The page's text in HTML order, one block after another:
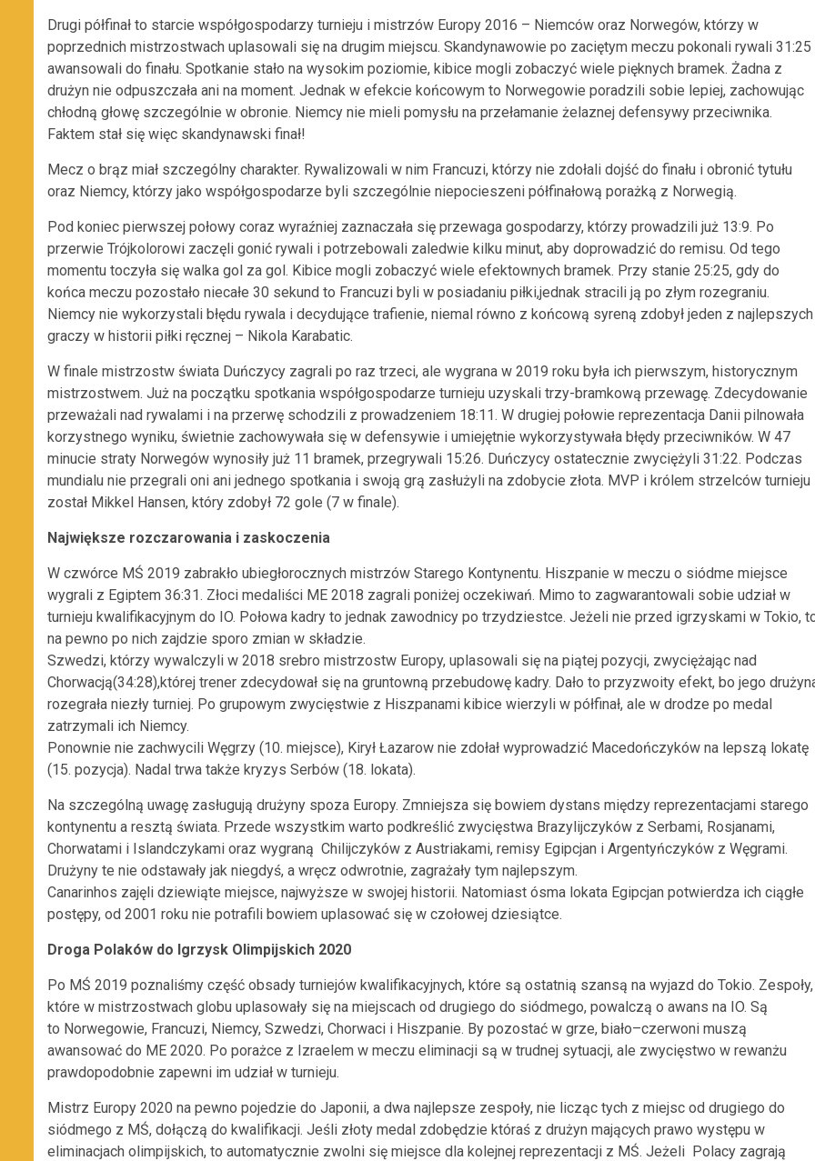
Drugi półfinał to starcie współgospodarzy turnieju i mistrzów Europy 2016 – Niemców oraz Norwegów, którzy w
poprzednich mistrzostwach uplasowali się na drugim miejscu. Skandynawowie po zaciętym meczu pokonali rywali 31:25
awansowali do finału. Spotkanie stało na wysokim poziomie, kibice mogli zobaczyć wiele pięknych bramek. Żadna z
drużyn nie odpuszczała ani na moment. Jednak w efekcie końcowym to Norwegowie poradzili sobie lepiej, zachowując
chłodną głowę szczególnie w obronie. Niemcy nie mieli pomysłu na przełamanie żelaznej defensywy przeciwnika.
Faktem stał się więc skandynawski finał!
Mecz o brąz miał szczególny charakter. Rywalizowali w nim Francuzi, którzy nie zdołali dojść do finału i obronić tytułu
oraz Niemcy, którzy jako współgospodarze byli szczególnie niepocieszeni półfinałową porażką z Norwegią.
Pod koniec pierwszej połowy coraz wyraźniej zaznaczała się przewaga gospodarzy, którzy prowadzili już 13:9. Po
przerwie Trójkolorowi zaczęli gonić rywali i potrzebowali zaledwie kilku minut, aby doprowadzić do remisu. Od tego
momentu toczyła się walka gol za gol. Kibice mogli zobaczyć wiele efektownych bramek. Przy stanie 25:25, gdy do
końca meczu pozostało niecałe 30 sekund to Francuzi byli w posiadaniu piłki,jednak stracili ją po złym rozegraniu.
Niemcy nie wykorzystali błędu rywala i decydujące trafienie, niemal równo z końcową syreną zdobył jeden z najlepszych
graczy w historii piłki ręcznej – Nikola Karabatic.
W finale mistrzostw świata Duńczycy zagrali po raz trzeci, ale wygrana w 2019 roku była ich pierwszym, historycznym
mistrzostwem. Już na początku spotkania współgospodarze turnieju uzyskali trzy-bramkową przewagę. Zdecydowanie
przeważali nad rywalami i na przerwę schodzili z prowadzeniem 18:11. W drugiej połowie reprezentacja Danii pilnowała
korzystnego wyniku, świetnie zachowywała się w defensywie i umiejętnie wykorzystywała błędy przeciwników. W 47
minucie straty Norwegów wynosiły już 11 bramek, przegrywali 15:26. Duńczycy ostatecznie zwyciężyli 31:22. Podczas
mundialu nie przegrali oni ani jednego spotkania i swoją grą zasłużyli na zdobycie złota. MVP i królem strzelców turnieju
został Mikkel Hansen, który zdobył 72 gole (7 w finale).
Największe rozczarowania i zaskoczenia
W czwórce MŚ 2019 zabrakło ubiegłorocznych mistrzów Starego Kontynentu. Hiszpanie w meczu o siódme miejsce
wygrali z Egiptem 36:31. Złoci medaliści ME 2018 zagrali poniżej oczekiwań. Mimo to zagwarantowali sobie udział w
turnieju kwalifikacyjnym do IO. Połowa kadry to jednak zawodnicy po trzydziestce. Jeżeli nie przed igrzyskami w Tokio,
na pewno po nich zajdzie sporo zmian w składzie.
Szwedzi, którzy wywalczyli w 2018 srebro mistrzostw Europy, uplasowali się na piątej pozycji, zwyciężając nad
Chorwacją(34:28),której trener zdecydował się na gruntowną przebudowę kadry. Dało to przyzwoity efekt, bo jego
rozegrała niezły turniej. Po grupowym zwycięstwie z Hiszpanami kibice wierzyli w półfinał, ale w drodze po medal
zatrzymali ich Niemcy.
Ponownie nie zachwycili Węgrzy (10. miejsce), Kirył Łazarow nie zdołał wyprowadzić Macedończyków na lepszą lokatę
(15. pozycja). Nadal trwa także kryzys Serbów (18. lokata).
Na szczególną uwagę zasługują drużyny spoza Europy. Zmniejsza się bowiem dystans między reprezentacjami starego
kontynentu a resztą świata. Przede wszystkim warto podkreślić zwycięstwa Brazylijczyków z Serbami, Rosjanami,
Chorwatami i Islandczykami oraz wygraną Chilijczyków z Austriakami, remisy Egipcjan i Argentyńczyków z Węgrami.
Drużyny te nie odstawały jak niegdyś, a wręcz odwrotnie, zagrażały tym najlepszym.
Canarinhos zajęli dziewiąte miejsce, najwyższe w swojej historii. Natomiast ósma lokata Egipcjan potwierdza ich ciągłe
postępy, od 2001 roku nie potrafili bowiem uplasować się w czołowej dziesiątce.
Droga Polaków do Igrzysk Olimpijskich 2020
Po MŚ 2019 poznaliśmy część obsady turniejów kwalifikacyjnych, które są ostatnią szansą na wyjazd do Tokio. Zespoły,
które w mistrzostwach globu uplasowały się na miejscach od drugiego do siódmego, powalczą o awans na IO. Są
to Norwegowie, Francuzi, Niemcy, Szwedzi, Chorwaci i Hiszpanie. By pozostać w grze, biało–czerwoni muszą
awansować do ME 2020. Po porażce z Izraelem w meczu eliminacji są w trudnej sytuacji, ale zwycięstwo w rewanżu
prawdopodobnie zapewni im udział w turnieju.
Mistrz Europy 2020 na pewno pojedzie do Japonii, a dwa najlepsze zespoły, nie licząc tych z miejsc od drugiego do
siódmego z MŚ, dołączą do kwalifikacji. Jeśli złoty medal zdobędzie któraś z drużyn mających prawo występu w
eliminacjach olimpijskich, to automatycznie zwolni się miejsce dla kolejnej reprezentacji z MŚ. Jeżeli Polacy zagrają